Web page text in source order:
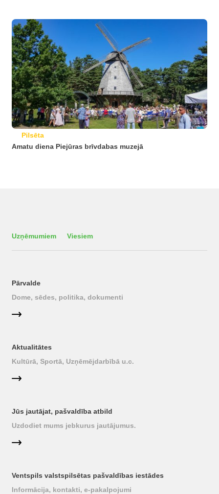
Pilsēta
Amatu diena Piejūras brīvdabas muzejā
Uzņēmumiem Viesiem
Pārvalde
Dome, sēdes, politika, dokumenti
Aktualitātes
Kultūrā, Sportā, Uzņēmējdarbībā u.c.
Jūs jautājat, pašvaldība atbild
Uzdodiet mums jebkurus jautājumus.
Ventspils valstspilsētas pašvaldības iestādes
Informācija, kontakti, e-pakalpojumi